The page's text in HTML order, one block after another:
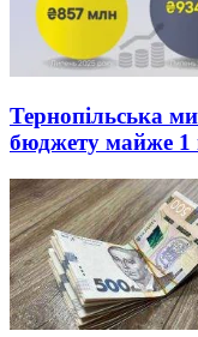
Тернопільська
бюджету майже 1